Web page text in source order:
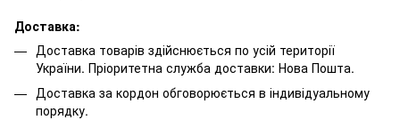
Доставка:
Доставка товарів здійснюється по усій території
України. Пріоритетна служба доставки: Нова Пошта.
Доставка за кордон обговорюється в індивідуальному
порядку.